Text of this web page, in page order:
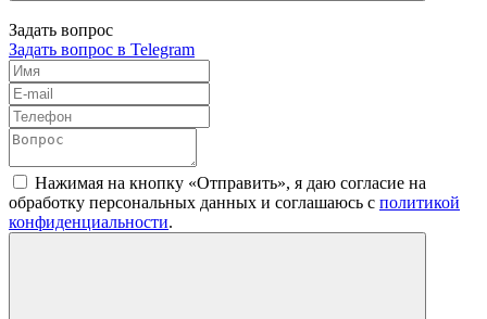
Задать вопрос
Задать вопрос в Telegram
Нажимая на кнопку «Отправить», я даю согласие на
обработку персональных данных и соглашаюсь c политикой
конфиденциальности.